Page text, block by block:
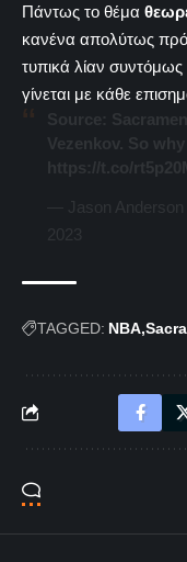
Πάντως το θέμα
κανένα απολύτως
τυπικά λίαν
γίνεται με κάθε
TAGGED: NBA